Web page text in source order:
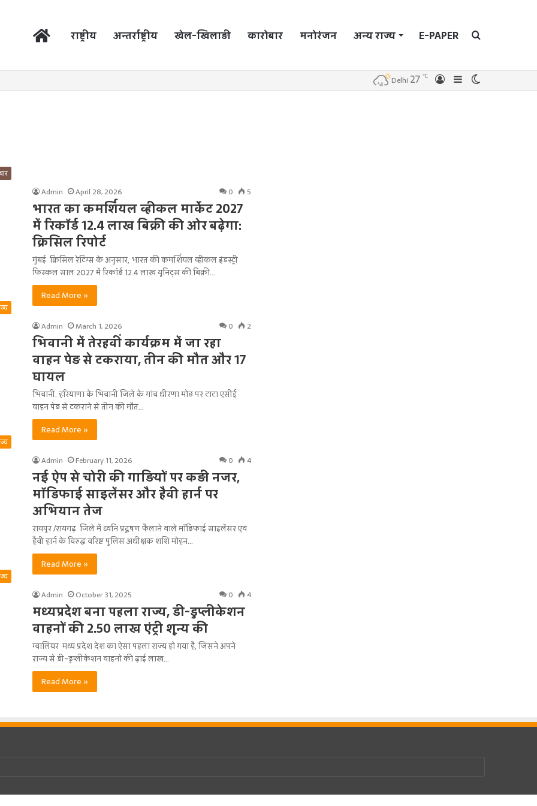
राष्ट्रीय अन्तर्राष्ट्रीय खेल-खिलाड़ी कारोबार मनोरंजन अन्य राज्य E-PAPER Search
Sidebar
Log
Delhi 27 ℃
Admin
April 28, 2026 0 5
भारत का कमर्शियल व्हीकल मार्केट 2027
में रिकॉर्ड 12.4 लाख बिक्री की ओर बढ़ेगा:
क्रिसिल रिपोर्ट
मुंबई क्रिसिल रेटिंग्स के अनुसार, भारत की कमर्शियल व्हीकल इंडस्ट्री
फिस्कल साल 2027 में रिकॉर्ड 12.4 लाख यूनिट्स की बिक्री…
Read More »
Admin
March 1, 2026 0 2
भिवानी में तेरहवीं कार्यक्रम में जा रहा
वाहन पेड़ से टकराया, तीन की मौत और 17
घायल
भिवानी. हरियाणा के भिवानी जिले के गांव धीरणा मोड़ पर टाटा एसीई
वाहन पेड़ से टकराने से तीन की मौत…
Read More »
Admin
February 11, 2026 0 4
नई ऐप से चोरी की गाड़ियों पर कड़ी नजर,
मॉडिफाई साइलेंसर और हैवी हार्न पर
अभियान तेज
रायपुर /रायगढ़ जिले में ध्वनि प्रदूषण फैलाने वाले मॉडिफाई साइलेंसर एवं
हैवी हार्न के विरुद्ध वरिष्ठ पुलिस अधीक्षक शशि मोहन…
Read More »
Admin
October 31, 2025 0 4
मध्यप्रदेश बना पहला राज्य, डी-डुप्लीकेशन
वाहनों की 2.50 लाख एंट्री शून्य की
ग्वालियर मध्य प्रदेश देश का ऐसा पहला राज्य हो गया है, जिसने अपने
राज्य से डी-डुप्लीकेशन वाहनों की ढ़ाई लाख…
Read More »